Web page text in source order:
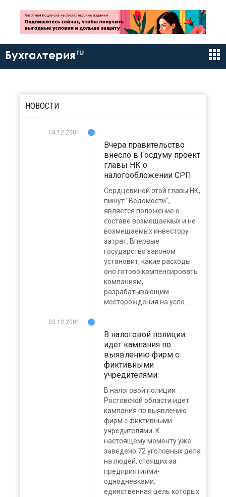
Бухгалтерия ru
НОВОСТИ
04.12.2001
Вчера правительство
внесло в Госдуму проект
главы НК о
налогообложении СРП
Сердцевиной этой главы НК,
пишут "Ведомости",
является положение о
составе возмещаемых и не
возмещаемых инвестору
затрат. Впервые
государство законом
установит, какие расходы
оно готово компенсировать
компаниям,
разрабатывающим
месторождения на усло...
03.12.2001
В налоговой полиции
идет кампания по
выявлению фирм с
фиктивными
учредителями
В налоговой полиции
Ростовской области идет
кампания по выявлению
фирм с фиктивными
учредителями. К
настоящему моменту уже
заведено 72 уголовных дела
на людей, стоящих за
предприятиями-
однодневками,
единственная цель которых